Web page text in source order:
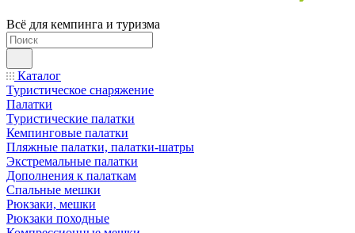
Всё для кемпинга и туризма
Каталог
Туристическое снаряжение
Палатки
Туристические палатки
Кемпинговые палатки
Пляжные палатки, палатки-шатры
Экстремальные палатки
Дополнения к палаткам
Спальные мешки
Рюкзаки, мешки
Рюкзаки походные